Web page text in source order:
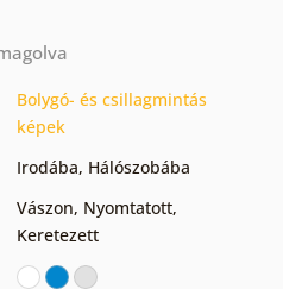
Bolygó- és csillagmintás
képek
Irodába, Hálószobába
Vászon, Nyomtatott,
Keretezett